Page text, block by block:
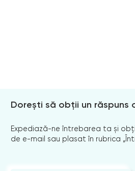
Dorești să obții un răspuns
Expediază-ne întrebarea ta și
de e-mail sau plasat în rubrica